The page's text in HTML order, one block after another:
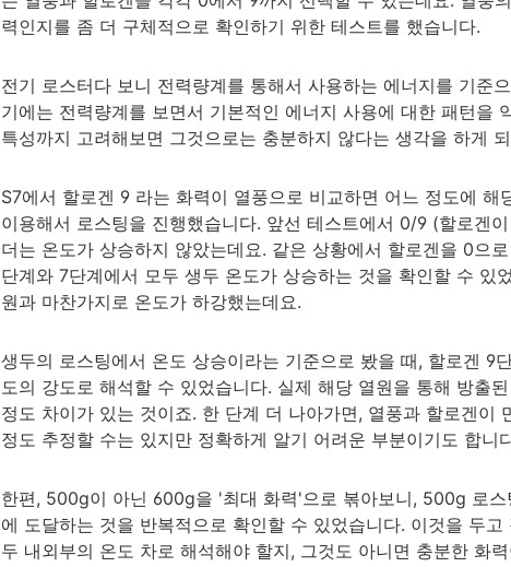
력인지를 좀 더 구체적으로 확인하기 위한 테스트를 했습니다.
전기 로스터다 보니 전력량계를 통해서 사용하는 에너지를 기준
기에는 전력량계를 보면서 기본적인 에너지 사용에 대한 패턴을
특성까지 고려해보면 그것으로는 충분하지 않다는 생각을 하게
S7에서 할로겐 9 라는 화력이 열풍으로 비교하면 어느 정도에
이용해서 로스팅을 진행했습니다. 앞선 테스트에서 0/9 (할로겐
더는 온도가 상승하지 않았는데요. 같은 상황에서 할로겐을 0으
단계와 7단계에서 모두 생두 온도가 상승하는 것을 확인할 수 있
원과 마찬가지로 온도가 하강했는데요.
생두의 로스팅에서 온도 상승이라는 기준으로 봤을 때, 할로겐 9
도의 강도로 해석할 수 있었습니다. 실제 해당 열원을 통해 방출
정도 차이가 있는 것이죠. 한 단계 더 나아가면, 열풍과 할로겐이
정도 추정할 수는 있지만 정확하게 알기 어려운 부분이기도 합니
한편, 500g이 아닌 600g을 '최대 화력'으로 볶아보니, 500g 로
에 도달하는 것을 반복적으로 확인할 수 있었습니다. 이것을 두
두 내외부의 온도 차로 해석해야 할지, 그것도 아니면 충분한 화